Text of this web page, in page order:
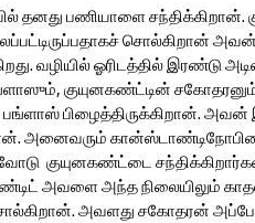
தனது பணியாளை
சொல்கிறான்
வழியில் ஓரிடத்தில் இரண்டு
குயுனகண்ட்டின்
பிழைத்திருக்கிறான்.
அனைவரும்
குயுனகண்ட்டை
அவளை அந்த நிலையிலும்
அவளது சகோதரன்